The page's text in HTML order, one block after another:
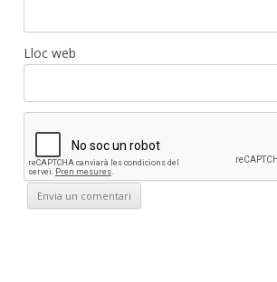
Lloc web